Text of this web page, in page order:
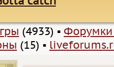
(4933) ▪
(15) ▪